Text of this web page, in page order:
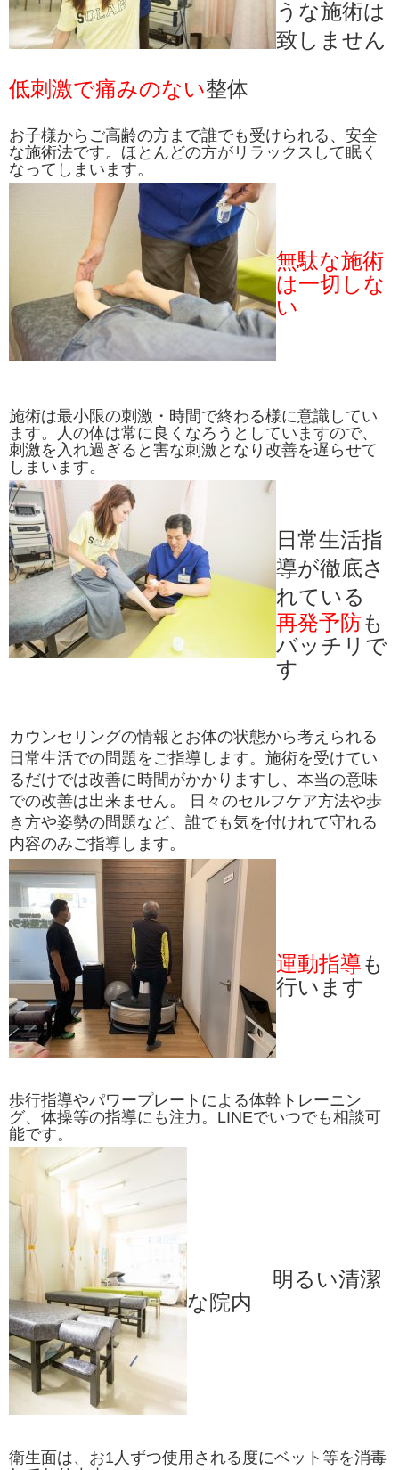
うな施術は
致しません
低刺激で痛みのない整体
お子様からご高齢の方まで誰でも受けられる、安全
な施術法です。ほとんどの方がリラックスして眠く
なってしまいます。
無駄な施術
は一切しな
い
施術は最小限の刺激・時間で終わる様に意識してい
ます。人の体は常に良くなろうとしていますので、
刺激を入れ過ぎると害な刺激となり改善を遅らせて
しまいます。
日常生活指
導が徹底さ
れている
再発予防も
バッチリで
す
カウンセリングの情報とお体の状態から考えられる
日常生活での問題をご指導します。施術を受けてい
るだけでは改善に時間がかかりますし、本当の意味
での改善は出来ません。 日々のセルフケア方法や歩
き方や姿勢の問題など、誰でも気を付けれて守れる
内容のみご指導します。
運動指導も
行います
歩行指導やパワープレートによる体幹トレーニン
グ、体操等の指導にも注力。LINEでいつでも相談可
能です。
明るい清潔
な院内
衛生面は、お1人ずつ使用される度にベット等を消毒